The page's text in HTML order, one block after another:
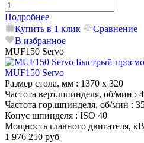
Подробнее
Купить в 1 клик
Сравнение
В избранное
MUF150 Servo
Быстрый
MUF150 Servo
Размер стола, мм : 1370 x 320
Частота верт.шпинделя, об/мин :
Частота гор.шпинделя, об/мин :
Конус шпинделя : ISO 40
Мощность главного двигателя,
1 976 250 руб